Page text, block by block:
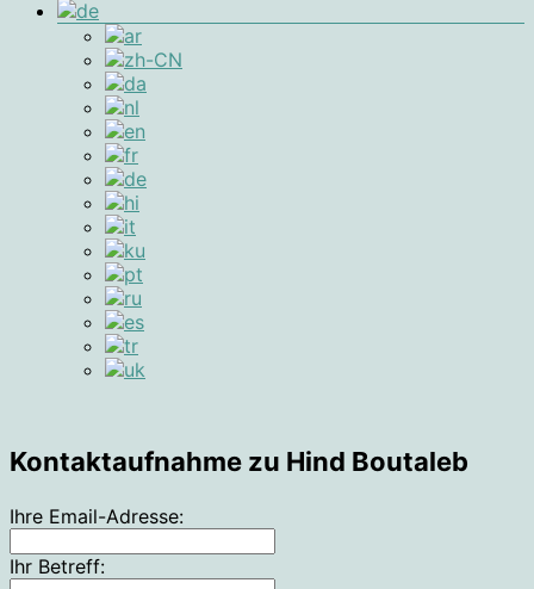
Lass
dieses
Feld
leer
Kontaktaufnahme zu Hind Boutaleb
Ihre Email-Adresse:
Ihr Betreff: